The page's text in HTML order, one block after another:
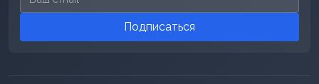
Подписаться